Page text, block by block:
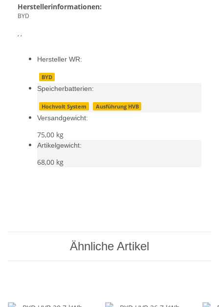
Herstellerinformationen:
BYD
, ,
Hersteller WR:
BYD
Speicherbatterien:
Hochvolt System Ausführung HVB
Versandgewicht:
75,00 kg
Artikelgewicht:
68,00 kg
Ähnliche Artikel